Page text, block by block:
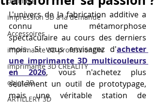
impression 3D à la demande
Accessoires
imprimante 3D professionelle
imprimante 3D CREALITY
objet 3D
ARTILLERY 3D
L'univers de la fabrication additive a
connu une métamorphose
spectaculaire au cours des derniers
mois. Si vous envisagez d'acheter
une imprimante 3D multicouleurs
en 2026, vous n'achetez plus
seulement un outil de prototypage,
mais une véritable station de